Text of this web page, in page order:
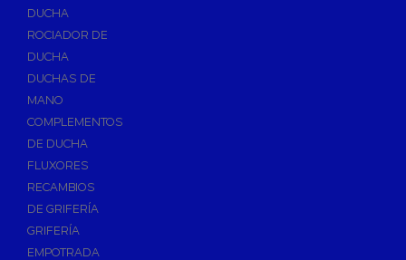
Bombas de Superficies Horizontal y Vertical
Desagües
Válvulas de Desagüe
Válvulas para Platos de Ducha y Bañeras
Sifones
Sumideros y Botes Sifónicos
Accesorios para Desagüe
Flotadores y Boyas
DUCHA
ROCIADOR DE
DUCHA
DUCHAS DE
MANO
COMPLEMENTOS
DE DUCHA
FLUXORES
RECAMBIOS
DE GRIFERÍA
GRIFERÍA
EMPOTRADA